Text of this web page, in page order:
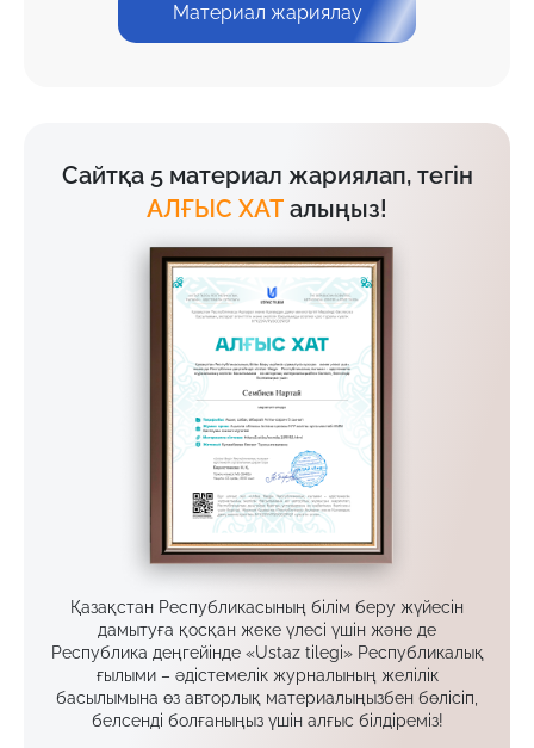
Материал жариялау
Сайтқа 5 материал жариялап, тегін
АЛҒЫС ХАТ алыңыз!
Қазақстан Республикасының білім беру жүйесін
дамытуға қосқан жеке үлесі үшін және де
Республика деңгейінде «Ustaz tilegi» Республикалық
ғылыми – әдістемелік журналының желілік
басылымына өз авторлық материалыңызбен бөлісіп,
белсенді болғаныңыз үшін алғыс білдіреміз!